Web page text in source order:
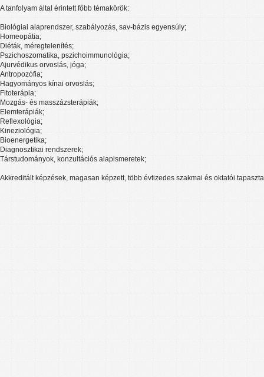
A tanfolyam által érintett főbb témakörök:
Biológiai alaprendszer, szabályozás, sav-bázis egyensúly;
Homeopátia;
Diéták, méregtelenítés;
Pszichoszomatika, pszichoimmunológia;
Ajurvédikus orvoslás, jóga;
Antropozófia;
Hagyományos kínai orvoslás;
Fitoterápia;
Mozgás- és masszázsterápiák;
Elemterápiák;
Reflexológia;
Kineziológia;
Bioenergetika;
Diagnosztikai rendszerek;
Társtudományok, konzultációs alapismeretek;
Akkreditált képzések, magasan képzett, több évtizedes szakmai és oktatói